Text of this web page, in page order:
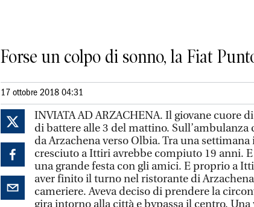
Forse un colpo di sonno, la Fiat
17 ottobre 2018 04:31
INVIATA AD ARZACHENA. Il giovane cuore
di battere alle 3 del mattino. Sull’ambulanza
da Arzachena verso Olbia. Tra una
cresciuto a Ittiri avrebbe compiuto 19 anni. E
una grande festa con gli amici. E proprio a
aver finito il turno nel ristorante di
cameriere. Aveva deciso di prendere la
gira intorno alla città e bypassa il centro.